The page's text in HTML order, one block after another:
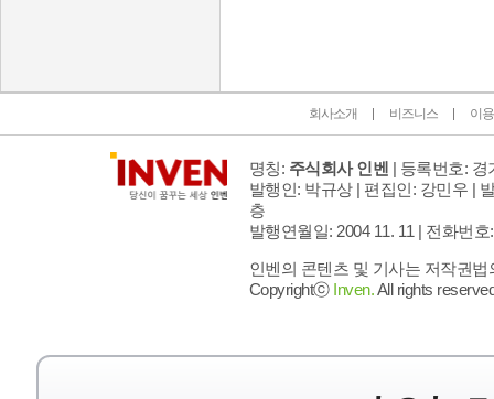
회사소개 비즈니스 이
명칭: 주식회사 인벤 | 등록번호: 경
발행인: 박규상 | 편집인: 강민우 |
층
발행연월일: 2004 11. 11 | 전화번호
인벤의 콘텐츠 및 기사는 저작권
Copyrightⓒ Inven.All rights